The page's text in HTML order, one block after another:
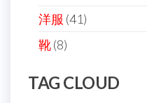
洋服 (41)
靴(8)
TAG CLOUD